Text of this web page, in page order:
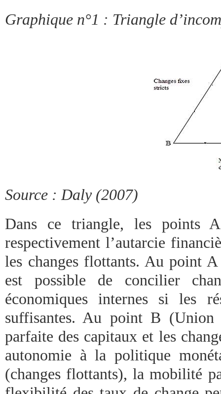
Graphique n°1 : Triangle
Source : Daly (2007)
Dans ce triangle, les points
respectivement l’autarcie
les changes flottants. Au point
est possible de concilier
économiques internes si les
suffisantes. Au point B
parfaite des capitaux et les
autonomie à la politique
(changes flottants), la mobilité